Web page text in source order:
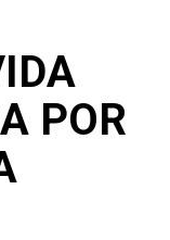
POR